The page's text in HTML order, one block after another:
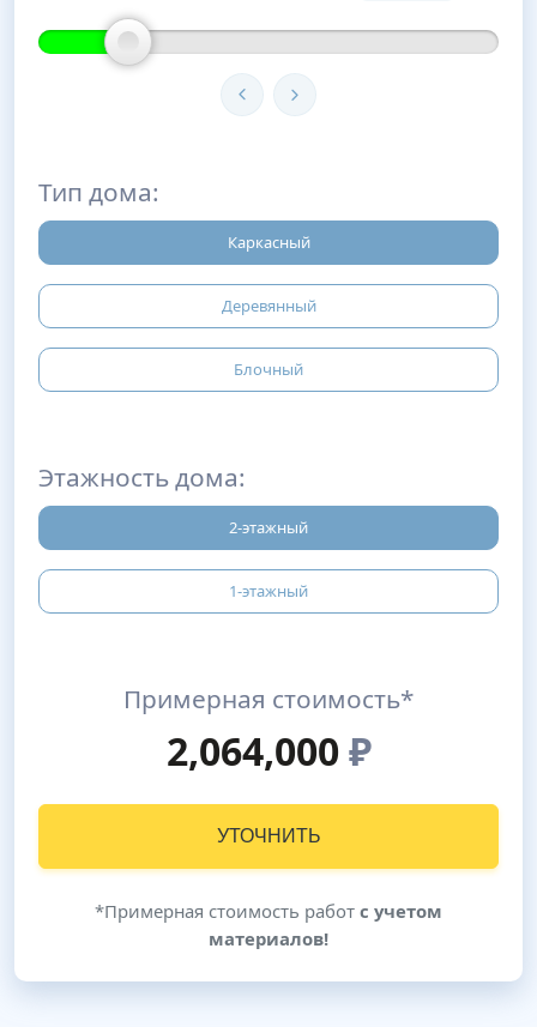
Тип дома:
Каркасный
Деревянный
Блочный
Этажность дома:
2-этажный
1-этажный
Примерная стоимость*
2,064,000₽
УТОЧНИТЬ
*Примерная стоимость работ с учетом
материалов!